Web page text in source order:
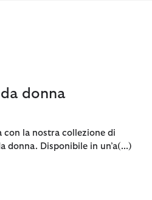
Dichiarazione di Accessibilità
donna
con la nostra collezione di
donna. Disponibile in un’a(...)